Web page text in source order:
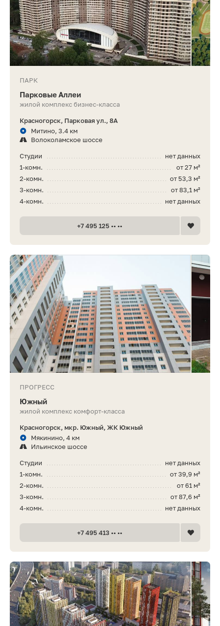
ПАРК
Парковые Аллеи
жилой комплекс бизнес-класса
Красногорск, Парковая ул., 8А
Митино, 3.4 км
Волоколамское шоссе
нет данных
Студии
от 27 м²
1-комн.
от 53,3 м²
2-комн.
от 83,1 м²
3-комн.
нет данных
4-комн.
+7 495 125 •• ••
ПРОГРЕСС
Южный
жилой комплекс комфорт-класса
Красногорск, мкр. Южный, ЖК Южный
Мякинино, 4 км
Ильинское шоссе
нет данных
Студии
от 39,9 м²
1-комн.
от 61 м²
2-комн.
от 87,6 м²
3-комн.
нет данных
4-комн.
+7 495 413 •• ••